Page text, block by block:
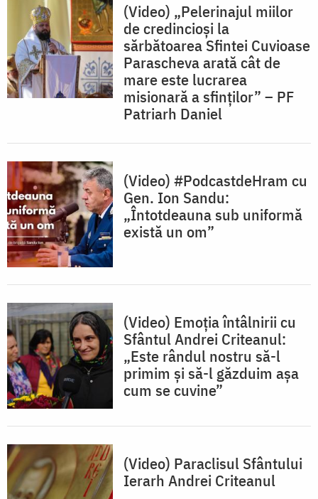
(Video) „Pelerinajul miilor
de credincioşi la
sărbătoarea Sfintei Cuvioase
Parascheva arată cât de
mare este lucrarea
misionară a sfinţilor” – PF
Patriarh Daniel
(Video) #PodcastdeHram cu
Gen. Ion Sandu:
„Întotdeauna sub uniformă
există un om”
(Video) Emoția întâlnirii cu
Sfântul Andrei Criteanul:
„Este rândul nostru să-l
primim și să-l găzduim așa
cum se cuvine”
(Video) Paraclisul Sfântului
Ierarh Andrei Criteanul